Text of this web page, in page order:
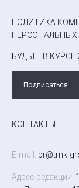
ПОЛИТИКА
БУДЬТЕ В
Подписаться
КОНТАКТЫ
E-mail: pr@tmk-
Адрес редакции: